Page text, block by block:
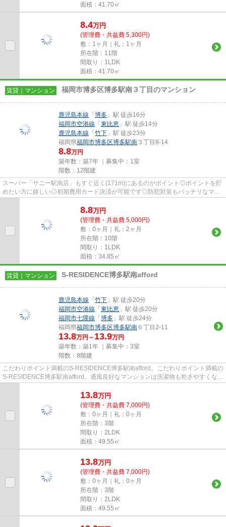
面積：41.70㎡
8.4万円
(管理費・共益費 5,300円)
敷：1ヶ月｜礼：1ヶ月
所在階：11階
間取り：1LDK
面積：41.70㎡
賃貸｜マンション 福岡市博多区博多駅南３丁目のマンション
鹿児島本線 「博多 」駅 徒歩16分
福岡市空港線 「東比恵 」駅 徒歩14分
鹿児島本線 「竹下 」駅 徒歩23分
福岡県福岡市博多区博多駅南 ３丁目8-14
8.8万円
築年数：築7年 ｜募集中： 1室
階数：12階建
スーパー「サニー駅南店」もすぐ近く(171m)にあるのがポイント◎ポイントを貯
めたい方に嬉しい◎初期費用カード決済が可能です◎防犯対策もバッチリなマン
ションタイプの物件です◎階層差...
8.8万円
(管理費・共益費 5,000円)
敷：0ヶ月｜礼：2ヶ月
所在階：10階
間取り：1LDK
面積：34.85㎡
賃貸｜マンション S-RESIDENCE博多駅南afford
鹿児島本線 「竹下 」駅 徒歩20分
福岡市空港線 「東比恵 」駅 徒歩20分
福岡市七隈線 「博多 」駅 徒歩24分
福岡県福岡市博多区博多駅南 ６丁目2-11
13.8万円～ 13.9万円
築年数：築1年 ｜募集中： 3室
階数：8階建
こだわりポイント満載のS-RESIDENCE博多駅南afford。こだわりポイント満載の
S-RESIDENCE博多駅南afford。通風良好なマンションは洗濯物も乾きやすくなっ
ています。共用部には敷地内ご...
13.8万円
(管理費・共益費 7,000円)
敷：0ヶ月｜礼：0ヶ月
所在階：3階
間取り：2LDK
面積：49.55㎡
13.8万円
(管理費・共益費 7,000円)
敷：0ヶ月｜礼：0ヶ月
所在階：3階
間取り：2LDK
面積：49.55㎡